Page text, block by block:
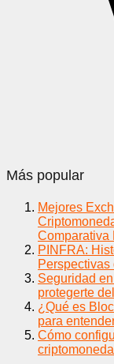
Más popular
Mejores
Comparativa
PINFRA:
Perspectivas
Seguridad
protegerte
¿Qué es
para
Cómo